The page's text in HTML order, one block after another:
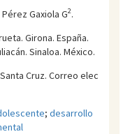
Pérez Gaxiola G2.
Girona. España.
Sinaloa. México.
Cruz. Correo elec
; desarrollo